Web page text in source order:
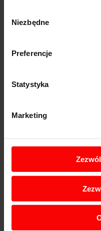
zgody
Niezbędne
Preferencje
Statystyka
Marketing
funkcjonalnych
drewnianych. W
ozdobne. Ich
produkcję frontów
Najczęściej spotykane
krawędzi,
frezy fazujące –
frezy ozdobne –
frezy do połączeń
rowek-pióro.
Dobór profilu zależy od